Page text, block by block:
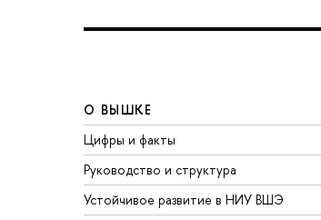
О ВЫШКЕ
Цифры и факты
Руководство и структура
Устойчивое развитие в НИУ ВШЭ